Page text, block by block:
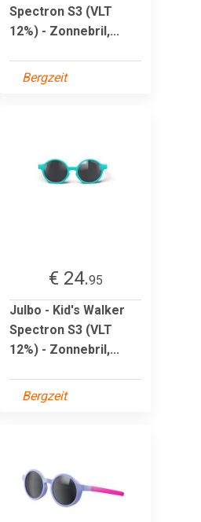
Spectron S3 (VLT
12%) - Zonnebril,...
Bergzeit
€ 24.95
Julbo - Kid's Walker
Spectron S3 (VLT
12%) - Zonnebril,...
Bergzeit